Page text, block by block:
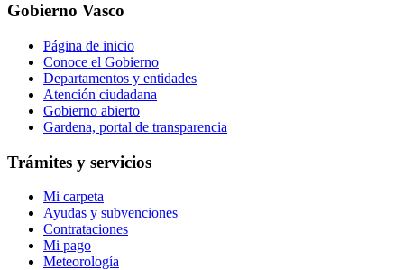
Gobierno Vasco
Página de inicio
Conoce el Gobierno
Departamentos y entidades
Atención ciudadana
Gobierno abierto
Gardena, portal de transparencia
Trámites y servicios
Mi carpeta
Ayudas y subvenciones
Contrataciones
Mi pago
Meteorología